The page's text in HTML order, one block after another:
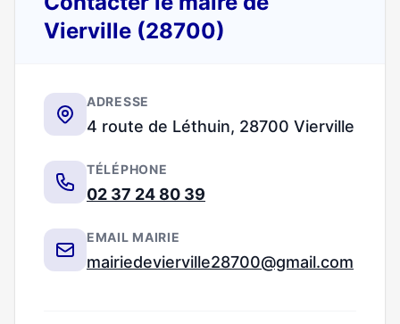
Vierville (28700)
ADRESSE
4 route de Léthuin, 28700 Vierville
TÉLÉPHONE
02 37 24 80 39
EMAIL MAIRIE
mairiedevierville28700@gmail.com